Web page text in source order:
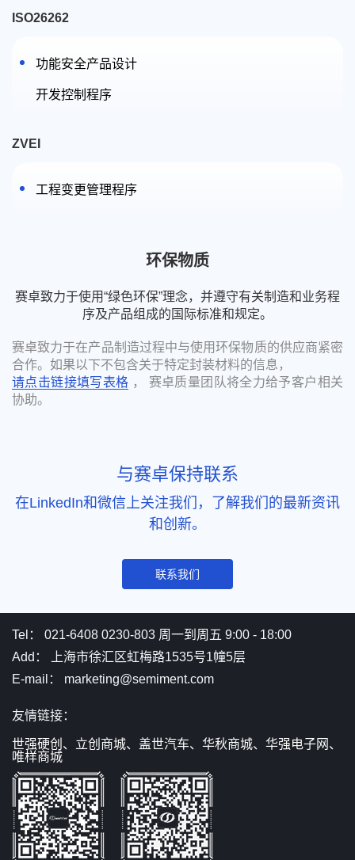
ISO26262
功能安全产品设计
开发控制程序
工程变更管理程序
ZVEI
环保物质
赛卓致力于使用“绿色环保”理念，并遵守有关制造和业务程
序及产品组成的国际标准和规定。
赛卓致力于在产品制造过程中与使用环保物质的供应商紧密
合作。如果以下不包含关于特定封装材料的信息，
请点击链接填写表格 ， 赛卓质量团队将全力给予客户相关
协助。
与赛卓保持联系
在LinkedIn和微信上关注我们，了解我们的最新资讯
和创新。
联系我们
Tel： 021-6408 0230-803 周一到周五 9:00 - 18:00
Add： 上海市徐汇区虹梅路1535号1幢5层
E-mail： marketing@semiment.com
友情链接：
世强硬创、 立创商城、 盖世汽车、 华秋商城、 华强电子网、
唯样商城